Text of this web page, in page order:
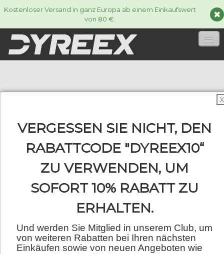
Kostenloser Versand in ganz Europa ab einem Einkaufswert
von 80 €.
TENNISSAITEN
INFORMATIONEN▼
0
Deutsch
X
VERGESSEN SIE NICHT, DEN
RABATTCODE "DYREEX10“
ZU VERWENDEN, UM
SOFORT 10% RABATT ZU
ERHALTEN.
Und werden Sie Mitglied in unserem Club, um
von weiteren Rabatten bei Ihren nächsten
Einkäufen sowie von neuen Angeboten wie